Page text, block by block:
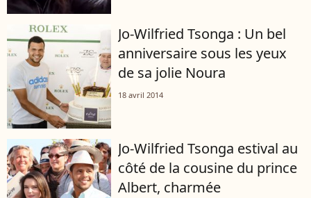
Jo-Wilfried Tsonga : Un bel
anniversaire sous les yeux
de sa jolie Noura
18 avril 2014
Jo-Wilfried Tsonga estival au
côté de la cousine du prince
Albert, charmée